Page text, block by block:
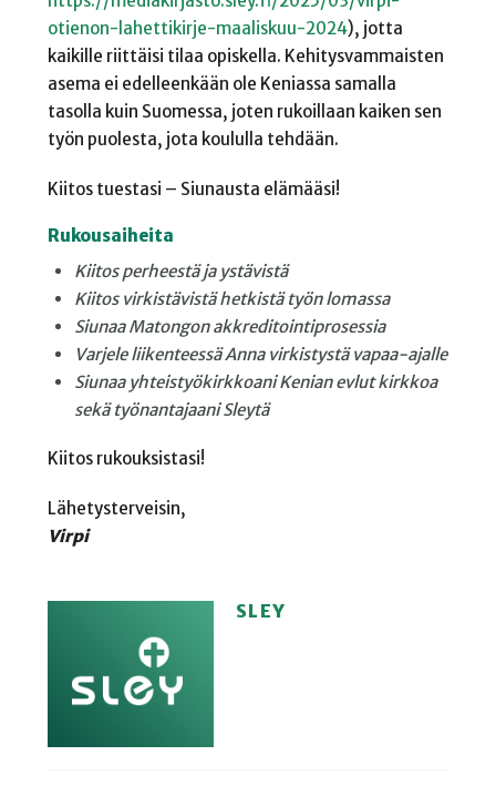
otienon-lahettikirje-maaliskuu-2024), jotta
kaikille riittäisi tilaa opiskella. Kehitysvammaisten
asema ei edelleenkään ole Keniassa samalla
tasolla kuin Suomessa, joten rukoillaan kaiken sen
työn puolesta, jota koululla tehdään.
Kiitos tuestasi – Siunausta elämääsi!
Rukousaiheita
Kiitos perheestä ja ystävistä
Kiitos virkistävistä hetkistä työn lomassa
Siunaa Matongon akkreditointiprosessia
Varjele liikenteessä Anna virkistystä vapaa-ajalle
Siunaa yhteistyökirkkoani Kenian evlut kirkkoa
sekä työnantajaani Sleytä
Kiitos rukouksistasi!
Lähetysterveisin,
Virpi
SLEY